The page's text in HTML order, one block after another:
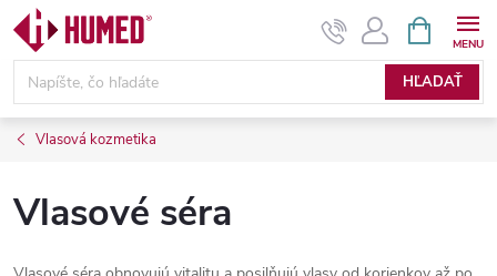
Prejsť
obsah
HĽADAŤ
KOŠÍK
Vlasová kozmetika
Vlasové séra